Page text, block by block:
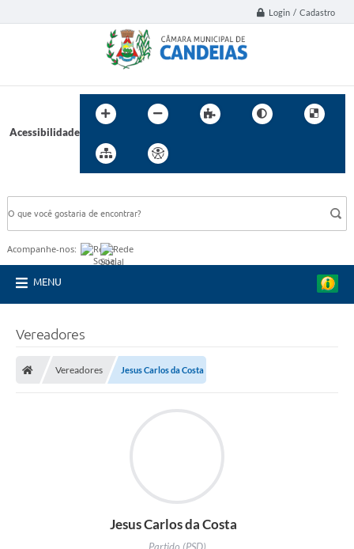
Login / Cadastro
Acessibilidade
Acompanhe-nos:
MENU
Vereadores
Vereadores Jesus Carlos da Costa
Jesus Carlos da Costa